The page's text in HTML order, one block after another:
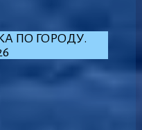
ПО ГОРОДУ.